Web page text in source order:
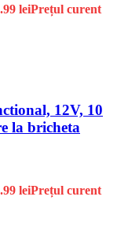
leiPrețul curent
12V, 10
la bricheta
leiPrețul curent